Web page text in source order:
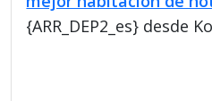
{ARR_DEP2_es} desde